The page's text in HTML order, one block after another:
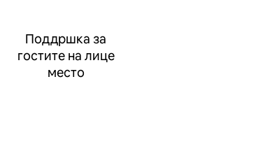
Поддршка за
гостите на лице
место